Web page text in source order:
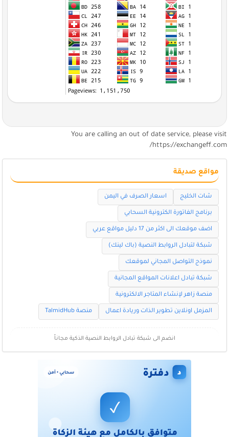
You are calling an out of date service, please visit
https://exchangeff.com/
مواقع صديقة
شات الخليج اسعار الصرف في اليمن
برنامج الفاتورة الكترونية السحابي
اضف موقعك الى اكثر من 17 دليل مواقع عربي
شبكة لتبادل الروابط النصية (باك لينك)
نموذج التواصل المجاني لموقعك
شبكة تبادل اعلانات المواقع المجانية
منصة زاهر لإنشاء المتاجر الالكترونية
المزمل اونلاين تطوير الذات وريادة اعمال منصة TalmidHub
انضم الى شبكة تبادل الروابط النصية الذكية مجاناً